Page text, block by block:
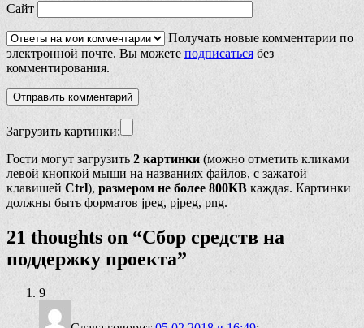
Сайт
Получать новые комментарии по
электронной почте. Вы можете подписаться без
комментирования.
Загрузить картинки:
Гости могут загрузить 2 картинки (можно отметить кликами
левой кнопкой мыши на названиях файлов, с зажатой
клавишей Ctrl), размером не более 800KB каждая. Картинки
должны быть форматов jpeg, pjpeg, png.
21 thoughts on “Сбор средств на
поддержку проекта”
9